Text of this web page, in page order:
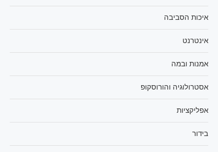
איכות הסביבה
אינטרנט
אמנות ובמה
אסטרולוגיה והורוסקופ
אפליקציות
בידור